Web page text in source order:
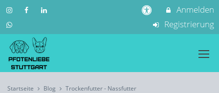
Anmelden
Registrierung
Startseite Blog Trockenfutter - Nassfutter